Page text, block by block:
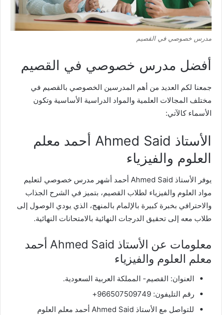
مدرس خصوصي في القصيم
أفضل مدرس خصوصي في القصيم
جمعنا لكم العديد من أهم المدرسين الخصوصي بالقصيم في
مختلف المجالات العلمية والمواد الدراسية الأساسية وتكون
الأسماء كالآتي:
الأستاذ Ahmed Said أحمد معلم
العلوم والفيزياء
يوفر الأستاذ Ahmed Said أحمد أشهر مدرس خصوصي لتعليم
مواد العلوم والفيزياء لطلاب القصيم، بتميز في الشرح الجذاب
والاحترافي بخبرة كبيرة بالإلمام بالمنهج، الذي يودي الوصول إلى
طلاب معه إلى تحقيق الدرجات النهائية بالامتحانات النهائية.
معلومات عن الأستاذ Ahmed Said أحمد
معلم العلوم والفيزياء
العنوان: القصيم- المملكة العربية السعودية.
رقم التليفون: 966507509749+
للتواصل مع الأستاذ Ahmed Said أحمد معلم العلوم